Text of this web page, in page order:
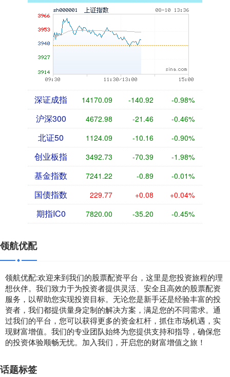
深证成指 14170.09 -140.92 -0.98%
沪深300 4672.98 -21.46 -0.46%
北证50 1124.09 -10.16 -0.90%
创业板指 3492.73 -70.39 -1.98%
基金指数 7241.22 -0.89 -0.01%
国债指数 229.77 +0.08 +0.04%
期指IC0 7820.00 -35.20 -0.45%
领航优配
领航优配:欢迎来到我们的股票配资平台，这里是您投资旅程的理
想伙伴。我们致力于为投资者提供灵活、安全且高效的股票配资
服务，以帮助您实现投资目标。无论您是新手还是经验丰富的投
资者，我们都提供量身定制的解决方案，满足您的不同需求。通
过我们的平台，您可以获得更多的资金杠杆，抓住市场机遇，实
现财富增值。我们的专业团队始终为您提供支持和指导，确保您
的投资体验顺畅无忧。加入我们，开启您的财富增值之旅！
话题标签